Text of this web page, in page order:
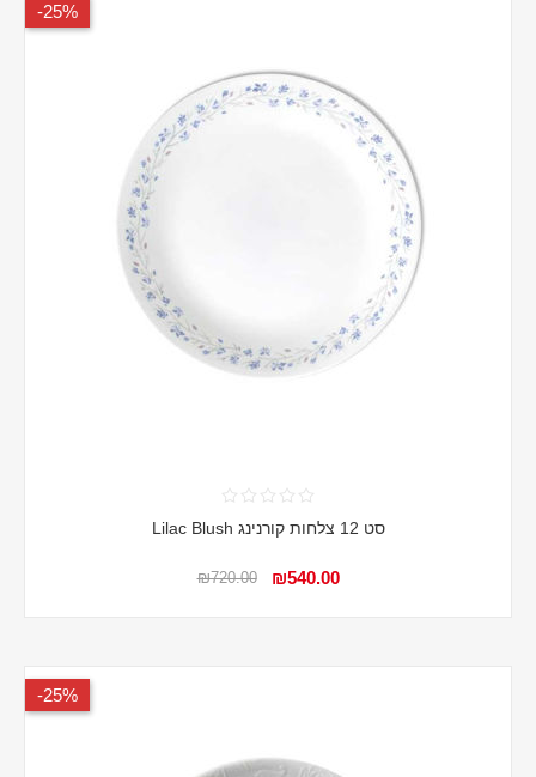
25%-
סט 12 צלחות קורנינג Lilac Blush
₪540.00
₪720.00
25%-